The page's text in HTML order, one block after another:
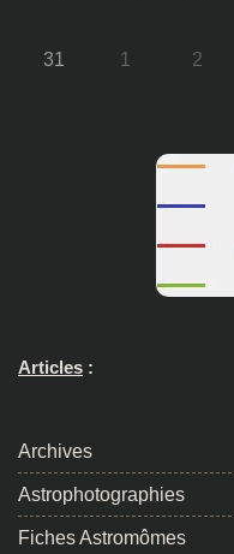
31 1 2
Articles :
Archives
Astrophotographies
Fiches Astromômes